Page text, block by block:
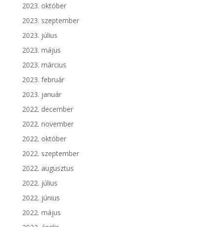
2023. október
2023. szeptember
2023. július
2023. május
2023. március
2023. február
2023. január
2022. december
2022. november
2022. október
2022. szeptember
2022. augusztus
2022. július
2022. június
2022. május